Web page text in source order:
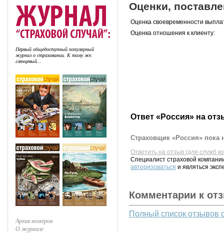
Первый общедоступный популярный
журнал о страховании. К тому же,
глянцевый...
Архив номеров
О журнале
Оценки,
Оценка своевременности
Оценка отношения к клиенту:
Ответ «Россия» на
Страховщик «Россия» пока
Ответить на отзыв (для служб
Специалист страховой
авторизоваться и являться
Комментарии к
Полный список отзывов